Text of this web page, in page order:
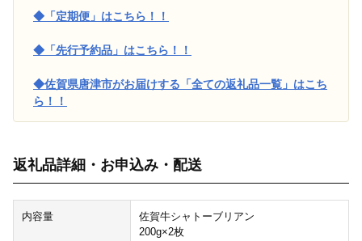
◆「定期便」はこちら！！
◆「先行予約品」はこちら！！
◆佐賀県唐津市がお届けする「全ての返礼品一覧」はこち
ら！！
返礼品詳細・お申込み・配送
内容量
佐賀牛シャトーブリアン
200g×2枚